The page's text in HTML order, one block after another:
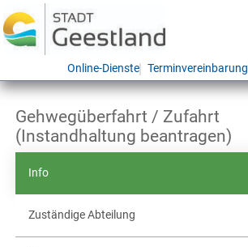
Online-Dienste Terminvereinbarung
Gehwegüberfahrt / Zufahrt
(Instandhaltung beantragen)
Info
Zuständige Abteilung